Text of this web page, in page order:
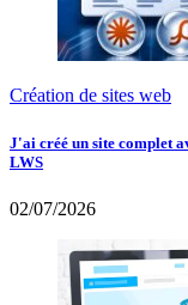
Création de sites web
J'ai créé un site complet
LWS
02/07/2026